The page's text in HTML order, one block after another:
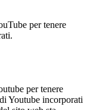
per tenere
per tenere
Youtube incorporati